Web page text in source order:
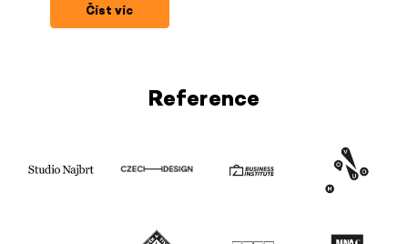
Číst víc
Reference